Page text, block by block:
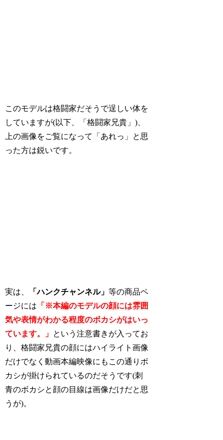
このモデルは格闘家だそうで逞しい体を
していますが(以下、「格闘家兄貴」)、
上の画像をご覧になって「あれっ」と思
った方は鋭いです。
実は、 「ハンクチャンネル」等の商品ペ
ージには 「※本編のモデルの顔には雰囲
気や表情がわかる程度のボカシがはいっ
ています。」 という注意書きが入ってお
り、格闘家兄貴の顔にはハイライト画像
だけでなく動画本編映像にもこの通りボ
カシが掛けられているのだそうです(刺
青のボカシと顔の目線は画像だけだと思
うが)。